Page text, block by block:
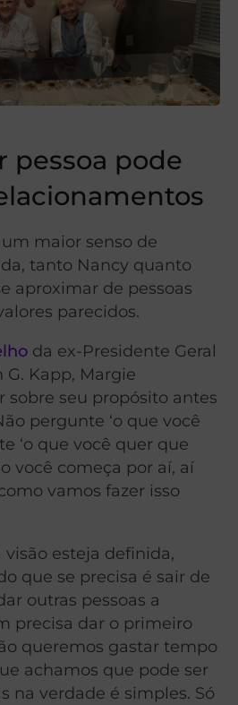
pessoa pode
maior senso de
tanto Nancy quanto
aproximar de pessoas
parecidos.
da ex-Presidente Geral
G. Kapp, Margie
sobre seu propósito antes
pergunte ‘o que você
‘o que você quer que
você começa por aí, aí
vamos fazer isso
visão esteja definida,
que se precisa é sair de
outras pessoas a
precisa dar o primeiro
queremos gastar tempo
achamos que pode ser
na verdade é simples. Só